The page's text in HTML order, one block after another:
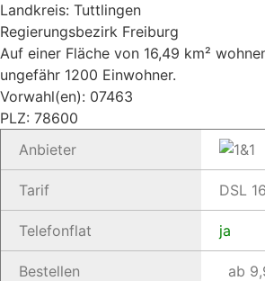
Landkreis: Tuttlingen
Regierungsbezirk Freiburg
Auf einer Fläche von 16,49 km²
ungefähr 1200 Einwohner.
Vorwahl(en): 07463
PLZ: 78600
Anbieter
Tarif DSL
Telefonflat ja
Bestellen ab